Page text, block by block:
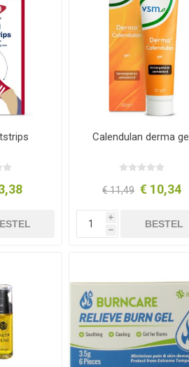
Calendulan derma gel
€ 11,49 € 10,34
i
h
BESTEL